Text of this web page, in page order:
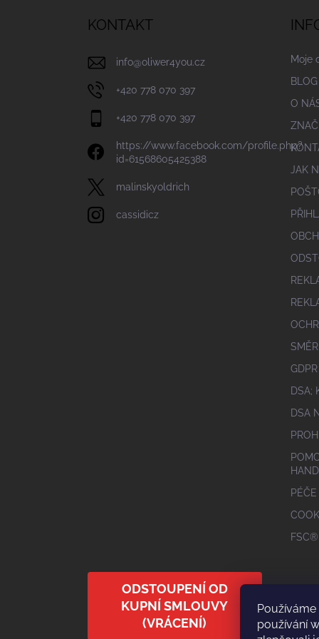
používání
KONTAKT
info@oliwer4you.cz
+420 778 070 397
+420 778 070 397
https://www.facebook.com/profile.php?
id=61568605425388
malinskyoldrich
cassidicz
Moje
BLOG
O
JAK
DSA;
DSA
FSC®
ODSTOUPENÍ OD
KUPNÍ SMLOUVY
(VRÁCENÍ)